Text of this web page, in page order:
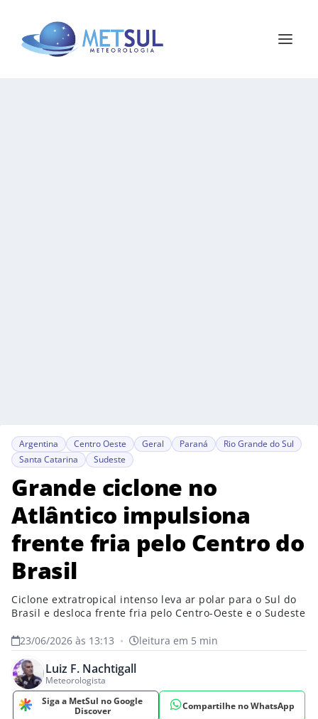
Argentina Centro Oeste Geral Paraná
Rio Grande do Sul
Santa Catarina
Sudeste
Grande ciclone no
Atlântico impulsiona
frente fria pelo Centro do
Brasil
Ciclone extratropical intenso leva ar polar para o Sul do
Brasil e desloca frente fria pelo Centro-Oeste e o Sudeste
23/06/2026 às 13:13 • leitura em 5 min
Luiz F. Nachtigall
Meteorologista
Siga a MetSul no Google
Discover
Compartilhe no WhatsApp